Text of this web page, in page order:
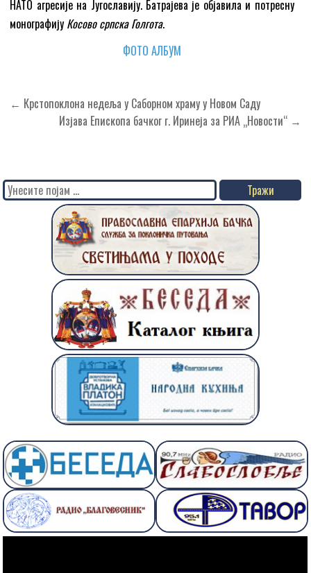
НАТО агресије на Југославију. Батрајева је објавила и потресну
монографију Косово српска Голгота.
ФОТО АЛБУМ
Кретање
чланка
← Крстопоклона недеља у Саборном храму у Новом Саду
Изјава Епископа бачког г. Иринеја за РИА „Новости“ →
Search
for: